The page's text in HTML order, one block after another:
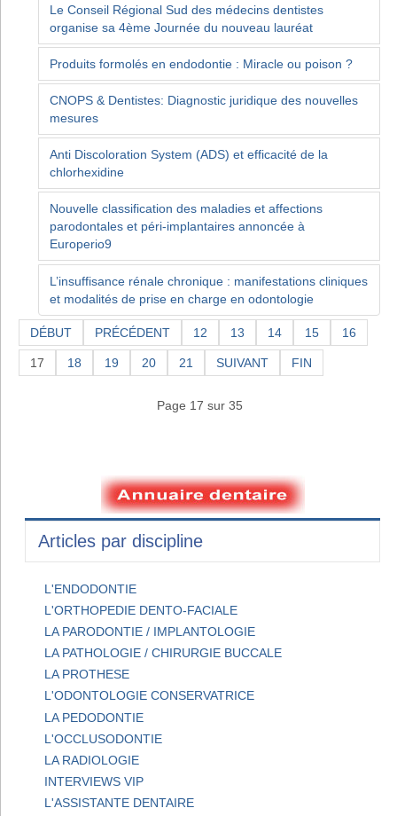
Le Conseil Régional Sud des médecins dentistes
organise sa 4ème Journée du nouveau lauréat
Produits formolés en endodontie : Miracle ou poison ?
CNOPS & Dentistes: Diagnostic juridique des nouvelles
mesures
Anti Discoloration System (ADS) et efficacité de la
chlorhexidine
Nouvelle classification des maladies et affections
parodontales et péri-implantaires annoncée à
Europerio9
L’insuffisance rénale chronique : manifestations cliniques
et modalités de prise en charge en odontologie
DÉBUT PRÉCÉDENT 12 13 14 15 16
17 18 19 20 21 SUIVANT FIN
Page 17 sur 35
Articles par discipline
L'ENDODONTIE
L'ORTHOPEDIE DENTO-FACIALE
LA PARODONTIE / IMPLANTOLOGIE
LA PATHOLOGIE / CHIRURGIE BUCCALE
LA PROTHESE
L'ODONTOLOGIE CONSERVATRICE
LA PEDODONTIE
L'OCCLUSODONTIE
LA RADIOLOGIE
INTERVIEWS VIP
L'ASSISTANTE DENTAIRE